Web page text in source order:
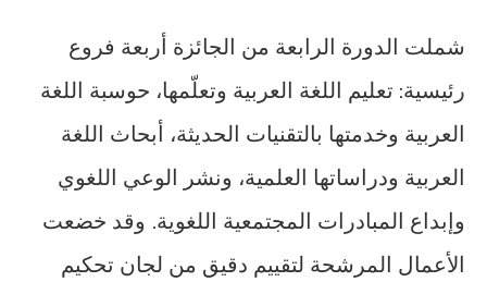
شملت الدورة الرابعة من الجائزة أربعة فروع
رئيسية: تعليم اللغة العربية وتعلّمها، حوسبة اللغة
العربية وخدمتها بالتقنيات الحديثة، أبحاث اللغة
العربية ودراساتها العلمية، ونشر الوعي اللغوي
وإبداع المبادرات المجتمعية اللغوية. وقد خضعت
الأعمال المرشحة لتقييم دقيق من لجان تحكيم